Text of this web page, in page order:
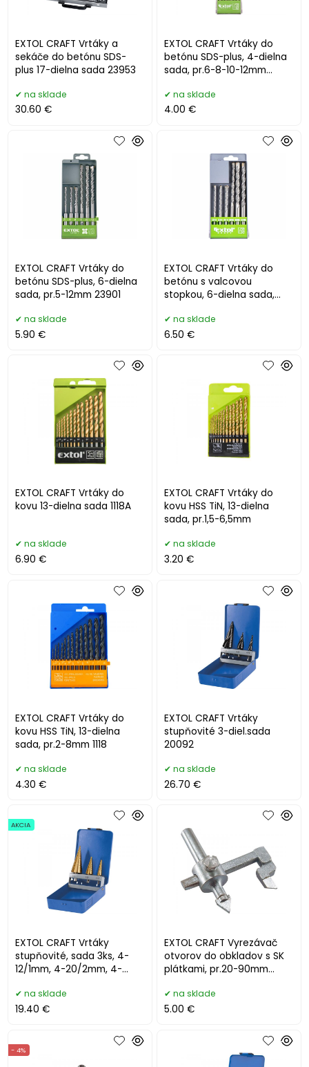
EXTOL CRAFT Vrtáky a
sekáče do betónu SDS-
plus 17-dielna sada 23953
na sklade
30.60 €
EXTOL CRAFT Vrtáky do
betónu SDS-plus, 4-dielna
sada, pr.6-8-10-12mm
na sklade
4.00 €
EXTOL CRAFT Vrtáky do
betónu SDS-plus, 6-dielna
sada, pr.5-12mm 23901
na sklade
5.90 €
EXTOL CRAFT Vrtáky do
betónu s valcovou
stopkou, 6-dielna sada,
na sklade
6.50 €
EXTOL CRAFT Vrtáky do
kovu 13-dielna sada 1118A
na sklade
6.90 €
EXTOL CRAFT Vrtáky do
kovu HSS TiN, 13-dielna
sada, pr.1,5-6,5mm
na sklade
3.20 €
EXTOL CRAFT Vrtáky do
kovu HSS TiN, 13-dielna
sada, pr.2-8mm 1118
na sklade
4.30 €
EXTOL CRAFT Vrtáky
stupňovité 3-diel.sada
20092
na sklade
26.70 €
EXTOL CRAFT Vrtáky
stupňovité, sada 3ks, 4-
12/1mm, 4-20/2mm, 4-
AKCIA
na sklade
19.40 €
EXTOL CRAFT Vyrezávač
otvorov do obkladov s SK
plátkami, pr.20-90mm
na sklade
5.00 €
- 4%